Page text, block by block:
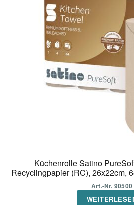
Küchenrolle Satino
Recyclingpapier (RC), 26x22cm,
Art.-Nr. 90500